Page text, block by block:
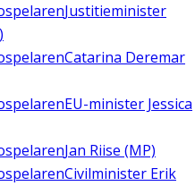
Justitieminister
Catarina Deremar
EU-minister Jessica
Jan Riise (MP)
Civilminister Erik